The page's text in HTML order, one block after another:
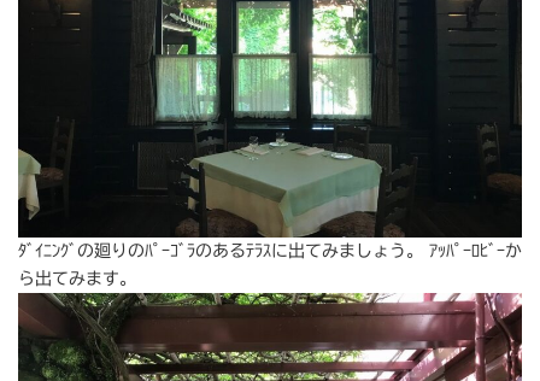
ﾀﾞｲﾆﾝｸﾞの廻りのﾊﾟｰｺﾞﾗのあるﾃﾗｽに出てみましょう。 ｱｯﾊﾟｰﾛﾋﾞｰか
ら出てみます。